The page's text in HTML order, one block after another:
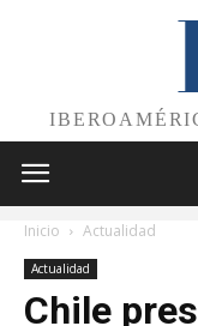
Inicio Actualidad
Actualidad
Chile